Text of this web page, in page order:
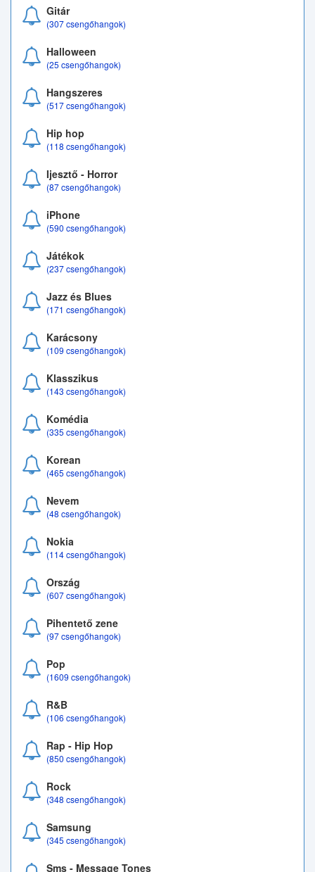
Gitár
(307 csengőhangok)
Halloween
(25 csengőhangok)
Hangszeres
(517 csengőhangok)
Hip hop
(118 csengőhangok)
Ijesztő - Horror
(87 csengőhangok)
iPhone
(590 csengőhangok)
Játékok
(237 csengőhangok)
Jazz és Blues
(171 csengőhangok)
Karácsony
(109 csengőhangok)
Klasszikus
(143 csengőhangok)
Komédia
(335 csengőhangok)
Korean
(465 csengőhangok)
Nevem
(48 csengőhangok)
Nokia
(114 csengőhangok)
Ország
(607 csengőhangok)
Pihentető zene
(97 csengőhangok)
Pop
(1609 csengőhangok)
R&B
(106 csengőhangok)
Rap - Hip Hop
(850 csengőhangok)
Rock
(348 csengőhangok)
Samsung
(345 csengőhangok)
Sms - Message Tones